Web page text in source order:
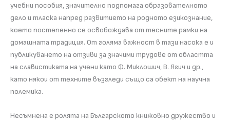
учебни пособия, значително подпомага образователното
дело и тласка напред развитието на родното езикознание,
което постепенно се освобождава от тесните рамки на
домашната традиция. От голяма важност в тази насока е и
публикуването на отзиви за значими трудове от областта
на славистиката на учени като Ф. Миклошич, В. Ягич и др.,
като някои от техните възгледи също са обект на научна
полемика.
Несъмнена е ролята на Българското книжовно дружество и